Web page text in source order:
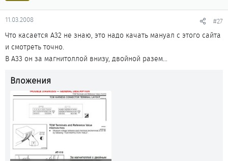
11.03.2008 #27
Что касается А32 не знаю, это надо качать мануал с этого сайта
и смотреть точно.
В А33 он за магнитоллой внизу, двойной разем...
Вложения